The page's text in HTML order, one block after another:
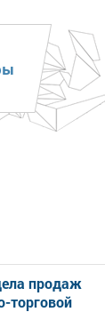
продаж
торговой